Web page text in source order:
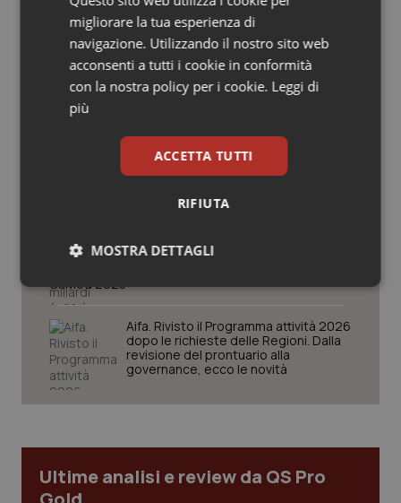
Salute orale & impianti
Sangue & coagulazione
Tiroide
Tumore al seno
Tumori del Polmone & Testa Collo
Tumori gastrointestinali
Ulcera & Reflusso
Vaccini
Ebola in Congo. Oms e Africa Cdc:
“Epidemia più veloce della risposta”.
Quasi 4mila casi e 1.801 morti
West Nile. D’Alterio (Rete IZS):
“Sorveglianza e dati scientifici, senza
allarmismi. Sistema italiano
farmaci per diabete e obesità e cala
OsMed 2025
Aifa. Rivisto il Programma attività 2026
dopo le richieste delle Regioni. Dalla
revisione del prontuario alla
governance, ecco le novità
Ultime analisi e review da QS Pro
migliorare la tua esperienza di
navigazione. Utilizzando il nostro sito web
acconsenti a tutti i cookie in conformità
con la nostra policy per i cookie. Leggi di
più
ACCETTA TUTTI
RIFIUTA
MOSTRA DETTAGLI
Necessari Statistici Marketing
I cookie necessari contribuiscono a rendere fruibile il
navigazione sulle pagine e l'accesso alle aree
protette del sito. Il sito web non è in grado di